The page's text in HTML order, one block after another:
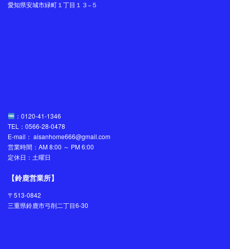
愛知県安城市緑町１丁目１３−５
：0120-41-1346
TEL：0566-28-0478
E-mail： aisanhome666@gmail.com
営業時間：AM 8:00 ～ PM 6:00
定休日：土曜日
【鈴鹿営業所】
〒513-0842
三重県鈴鹿市弓削二丁目6-30